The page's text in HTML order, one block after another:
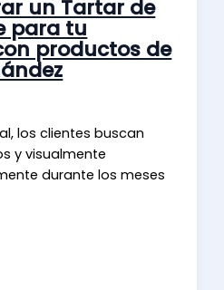
un Tartar de
para tu
productos de
los clientes buscan
y visualmente
durante los meses